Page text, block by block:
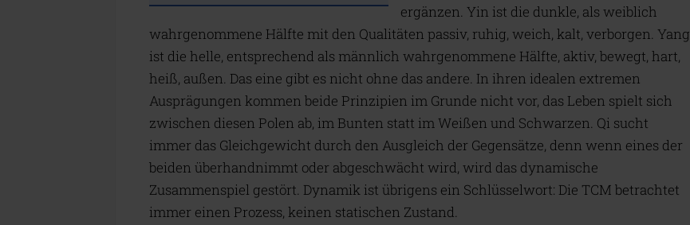
ergänzen. Yin ist die dunkle, als weiblich
wahrgenommene Hälfte mit den Qualitäten passiv, ruhig, weich, kalt, verborgen. Yang
ist die helle, entsprechend als männlich wahrgenommene Hälfte, aktiv, bewegt, hart,
heiß, außen. Das eine gibt es nicht ohne das andere. In ihren idealen extremen
Ausprägungen kommen beide Prinzipien im Grunde nicht vor, das Leben spielt sich
zwischen diesen Polen ab, im Bunten statt im Weißen und Schwarzen. Qi sucht
immer das Gleichgewicht durch den Ausgleich der Gegensätze, denn wenn eines der
beiden überhandnimmt oder abgeschwächt wird, wird das dynamische
Zusammenspiel gestört. Dynamik ist übrigens ein Schlüsselwort: Die TCM betrachtet
immer einen Prozess, keinen statischen Zustand.